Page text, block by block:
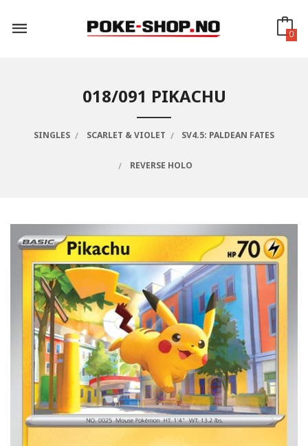
innholdet
0
018/091 PIKACHU
SINGLES SCARLET & VIOLET SV4.5: PALDEAN FATES
REVERSE HOLO